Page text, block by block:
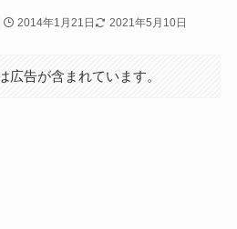
2014年1月21日 2021年5月10日
広告が含まれています。